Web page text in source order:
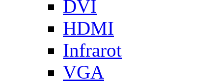
DVI
HDMI
Infrarot
VGA